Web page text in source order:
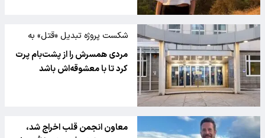
شکست پروژه تبدیل «قتل» به
«حادثه»
مردی همسرش را از پشت‌بام پرت
کرد تا با معشوقه‌اش باشد
معاون انجمن قلب اخراج شد،